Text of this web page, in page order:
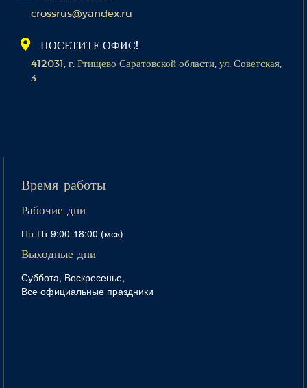
crossrus@yandex.ru
ПОСЕТИТЕ ОФИС!
412031, г. Ртищево Саратовской области, ул. Советская,
3
Время работы
Рабочие дни
Пн-Пт 9:00-18:00 (мск)
Выходные дни
Суббота, Воскресенье,
Все официальные праздники